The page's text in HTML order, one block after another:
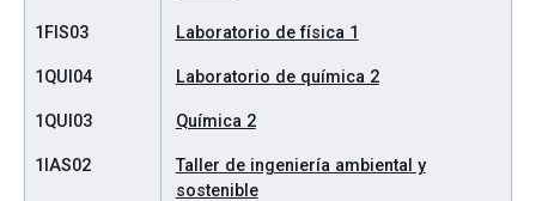
1FIS03 Laboratorio de física 1
1QUI04 Laboratorio de química 2
1QUI03 Química 2
1IAS02
Taller de ingeniería ambiental y
sostenible